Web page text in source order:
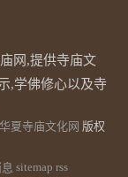
网,提供寺庙文
,学佛修心以及寺
华夏寺庙文化网 版权
sitemap rss